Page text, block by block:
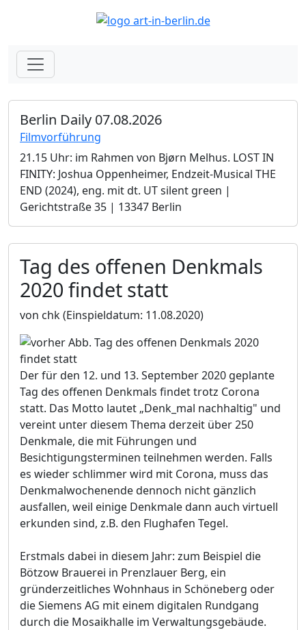
Berlin Daily 07.08.2026
Filmvorführung
21.15 Uhr: im Rahmen von Bjørn Melhus. LOST IN
FINITY: Joshua Oppenheimer, Endzeit-Musical THE
END (2024), eng. mit dt. UT silent green |
Gerichtstraße 35 | 13347 Berlin
Tag des offenen Denkmals
2020 findet statt
von chk(Einspieldatum: 11.08.2020)
Der für den 12. und 13. September 2020 geplante
Tag des offenen Denkmals findet trotz Corona
statt. Das Motto lautet „Denk_mal nachhaltig" und
vereint unter diesem Thema derzeit über 250
Denkmale, die mit Führungen und
Besichtigungsterminen teilnehmen werden. Falls
es wieder schlimmer wird mit Corona, muss das
Denkmalwochenende dennoch nicht gänzlich
ausfallen, weil einige Denkmale dann auch virtuell
erkunden sind, z.B. den Flughafen Tegel.
Erstmals dabei in diesem Jahr: zum Beispiel die
Bötzow Brauerei in Prenzlauer Berg, ein
gründerzeitliches Wohnhaus in Schöneberg oder
die Siemens AG mit einem digitalen Rundgang
durch die Mosaikhalle im Verwaltungsgebäude.